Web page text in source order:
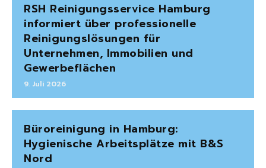
RSH Reinigungsservice Hamburg
informiert über professionelle
Reinigungslösungen für
Unternehmen, Immobilien und
Gewerbeflächen
9. Juli 2026
Büroreinigung in Hamburg:
Hygienische Arbeitsplätze mit B&S
Nord